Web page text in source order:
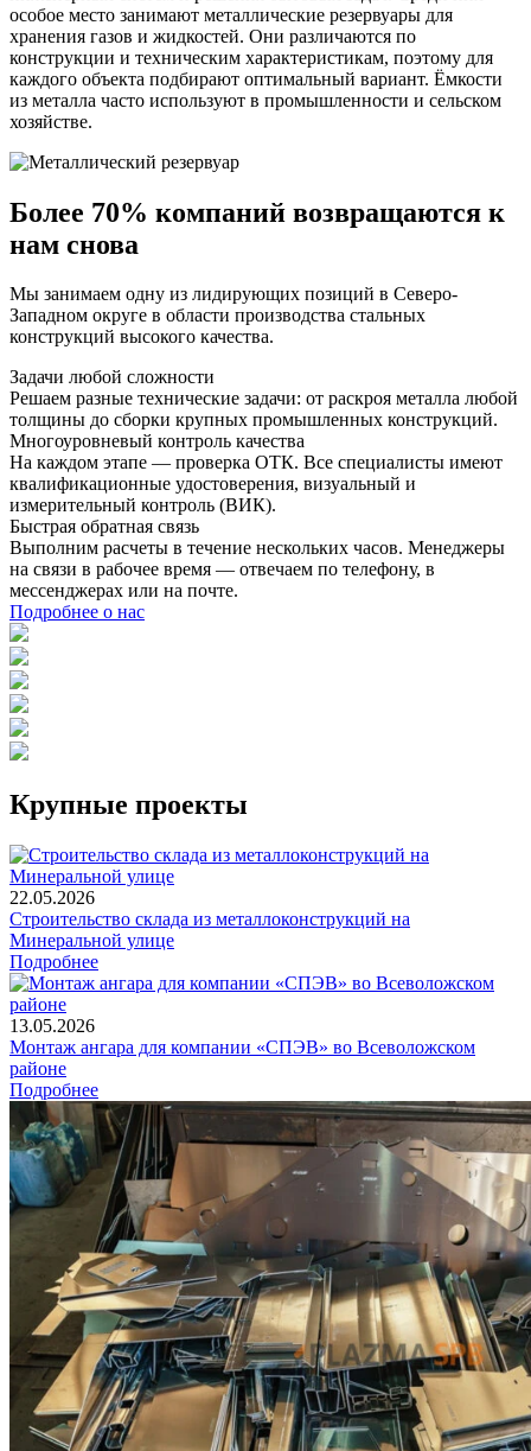
особое место занимают металлические резервуары для
хранения газов и жидкостей. Они различаются по
конструкции и техническим характеристикам, поэтому для
каждого объекта подбирают оптимальный вариант. Ёмкости
из металла часто используют в промышленности и сельском
хозяйстве.
Более 70% компаний возвращаются к
нам снова
Мы занимаем одну из лидирующих позиций в Северо-
Западном округе в области производства стальных
конструкций высокого качества.
Задачи любой сложности
Решаем разные технические задачи: от раскроя металла любой
толщины до сборки крупных промышленных конструкций.
Многоуровневый контроль качества
На каждом этапе — проверка ОТК. Все специалисты имеют
квалификационные удостоверения, визуальный и
измерительный контроль (ВИК).
Быстрая обратная связь
Выполним расчеты в течение нескольких часов. Менеджеры
на связи в рабочее время — отвечаем по телефону, в
мессенджерах или на почте.
Подробнее о нас
Крупные проекты
22.05.2026
Строительство склада из металлоконструкций на
Минеральной улице
Подробнее
13.05.2026
Монтаж ангара для компании «СПЭВ» во Всеволожском
районе
Подробнее